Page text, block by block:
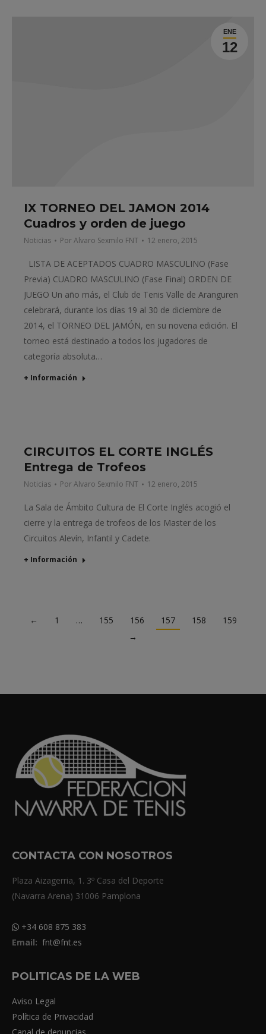
ENE
12
IX TORNEO DEL JAMON 2014
Cuadros y orden de juego
Noticias PorAlvaro Sexmilo FNT 12 enero, 2015
LISTA DE ACEPTADOS CUADRO MASCULINO (Fase
Previa) CUADRO MASCULINO (Fase Final) ORDEN DE
JUEGO Un año más, el Club de Tenis Valle de Aranguren
celebrará, durante los días 19 al 30 de diciembre de
2014, el TORNEO DEL JAMÓN, en su novena edición. El
torneo está destinado a todos los jugadores de
categoría absoluta…
+ Información
CIRCUITOS EL CORTE INGLÉS
Entrega de Trofeos
Noticias PorAlvaro Sexmilo FNT 12 enero, 2015
La Sala de Ámbito Cultura de El Corte Inglés acogió el
cierre y la entrega de trofeos de los Master de los
Circuitos Alevín, Infantil y Cadete.
+ Información
← 1 … 155 156 157 158
159
→
CONTACTA CON NOSOTROS
Plaza Aizagerria, 1. 3º Casa del Deporte
(Navarra Arena) 31006 Pamplona
+34 608 875 383
Email: fnt@fnt.es
POLITICAS DE LA WEB
Aviso Legal
Política de Privacidad
Canal de denuncias